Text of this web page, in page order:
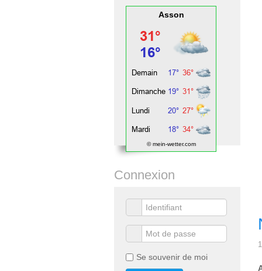
Asson
© mein-wetter.com
Connexion
Se souvenir de moi